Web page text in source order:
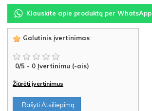
Klauskite apie produktą per WhatsApp
Galutinis įvertinimas:
0/5 - 0 Įvertinimu (-ais)
Žiūrėti įvertinimus
Rašyti Atsiliepimą